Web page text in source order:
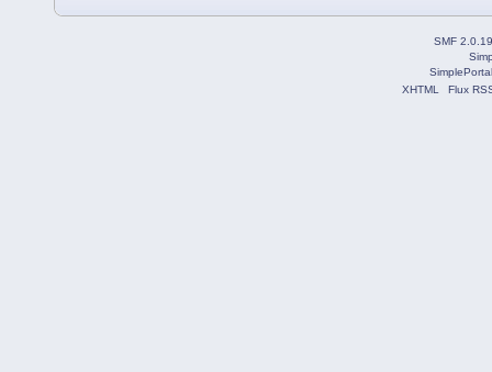
SMF 2.0.19
XHTML
Flux